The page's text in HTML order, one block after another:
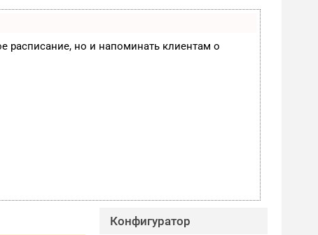
расписание, но и напоминать клиентам о
Конфигуратор